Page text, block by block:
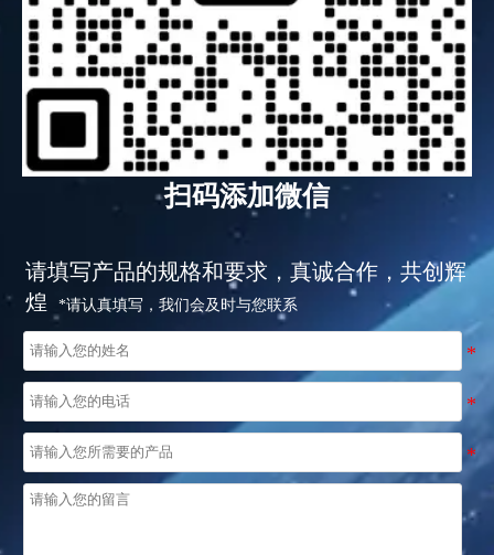
扫码添加微信
请填写产品的规格和要求，真诚合作，共创辉
煌
*请认真填写，我们会及时与您联系